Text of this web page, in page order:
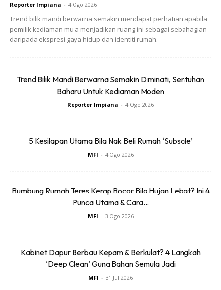
Ads
Reporter Impiana - 4 Ogo 2026
Trend bilik mandi berwarna semakin mendapat perhatian apabila
pemilik kediaman mula menjadikan ruang ini sebagai sebahagian
daripada ekspresi gaya hidup dan identiti rumah.
Trend Bilik Mandi Berwarna Semakin Diminati, Sentuhan
Baharu Untuk Kediaman Moden
Reporter Impiana - 4 Ogo 2026
5 Kesilapan Utama Bila Nak Beli Rumah ‘Subsale’
MFI - 4 Ogo 2026
Bumbung Rumah Teres Kerap Bocor Bila Hujan Lebat? Ini 4
Punca Utama & Cara...
MFI - 3 Ogo 2026
Kabinet Dapur Berbau Kepam & Berkulat? 4 Langkah
‘Deep Clean’ Guna Bahan Semula Jadi
MFI - 31 Jul 2026